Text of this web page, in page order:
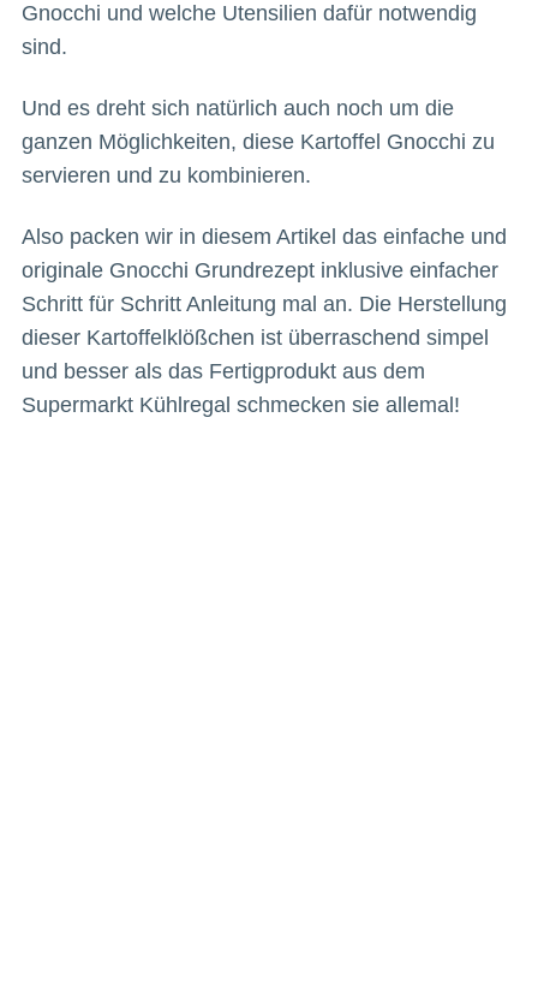
Gnocchi und welche Utensilien dafür notwendig
sind.
Und es dreht sich natürlich auch noch um die
ganzen Möglichkeiten, diese Kartoffel Gnocchi zu
servieren und zu kombinieren.
Also packen wir in diesem Artikel das einfache und
originale Gnocchi Grundrezept inklusive einfacher
Schritt für Schritt Anleitung mal an. Die Herstellung
dieser Kartoffelklößchen ist überraschend simpel
und besser als das Fertigprodukt aus dem
Supermarkt Kühlregal schmecken sie allemal!